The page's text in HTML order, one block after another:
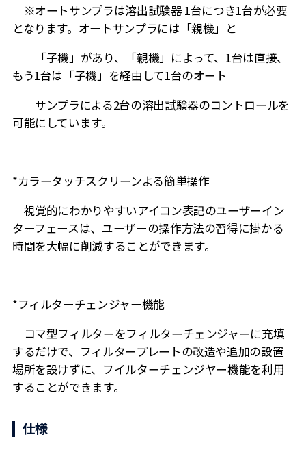
※オートサンプラは溶出試験器 1台につき1台が必要
となります。オートサンプラには「親機」と
「子機」があり、「親機」によって、1台は直接、
もう1台は「子機」を経由して1台のオート
サンプラによる2台の溶出試験器のコントロールを
可能にしています。
*カラータッチスクリーンよる簡単操作
視覚的にわかりやすいアイコン表記のユーザーイン
ターフェースは、ユーザーの操作方法の習得に掛かる
時間を大幅に削減することができます。
*フィルターチェンジャー機能
コマ型フィルターをフィルターチェンジャーに充填
するだけで、フィルタープレートの改造や追加の設置
場所を設けずに、フイルターチェンジヤー機能を利用
することができます。
仕様